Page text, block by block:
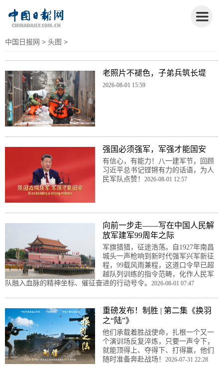
中国日报网 > 头图 >
老照片不褪色，子弟兵筑长堤
2026-08-01 15:59
强国必须强军，军强才能国安
有信心，有能力！八一建军节，回顾
习近平总书记铿锵有力的话语，为人
民军队点赞！ 2026-08-01 12:57
向前一步走——写在中国人民解
放军建军99周年之际
军旗猎猎，征途浩荡。自1927年南昌
城头一声枪响到新时代强军兴军新征
程，99载风雨兼程，这道口令早已超
越队列训练的指令范畴，化作人民军
队融入血脉的精神坐标、催征奋进的行动号令。 2026-08-01 07:47
重磅发布！制胜 | 第二集《换羽
之“陆”》
他们承载着胜战使命，扎根一个又一
个演训场反复淬炼，只要一声令下，
就能顶得上、夺得下、打得赢，他们
随时准备奔赴战场！ 2026-07-31 22:28